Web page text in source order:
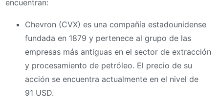
encuentran:
Chevron (CVX) es una compañía estadounidense
fundada en 1879 y pertenece al grupo de las
empresas más antiguas en el sector de extracción
y procesamiento de petróleo. El precio de su
acción se encuentra actualmente en el nivel de
91 USD.